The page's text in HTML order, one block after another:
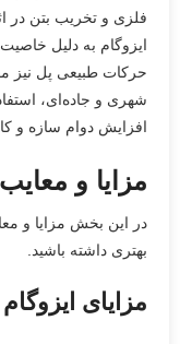
فلزی و تخریب بتن در
ایزوگام به دلیل
حرکات طبیعی پل نیز
شهری و جاده‌ای،
افزایش دوام سازه و
مزایا و
در این بخش مزایا و
بهتری داشته باشید.
مزایای ایزوگام